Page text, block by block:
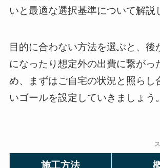
いと最適な選択基準について解説
目的に合わない方法を選ぶと、後
になったり想定外の出費に繋がっ
め、まずはご自宅の状況と照らし
いゴールを設定していきましょう。
施工方法